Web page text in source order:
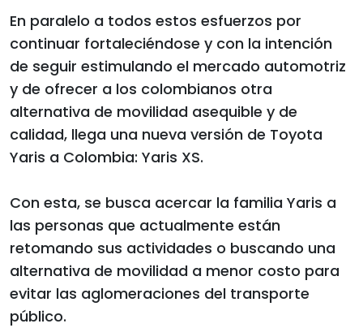
En paralelo a todos estos esfuerzos por
continuar fortaleciéndose y con la intención
de seguir estimulando el mercado automotriz
y de ofrecer a los colombianos otra
alternativa de movilidad asequible y de
calidad, llega una nueva versión de Toyota
Yaris a Colombia: Yaris XS.
Con esta, se busca acercar la familia Yaris a
las personas que actualmente están
retomando sus actividades o buscando una
alternativa de movilidad a menor costo para
evitar las aglomeraciones del transporte
público.